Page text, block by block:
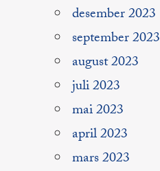
desember 2023
september 2023
august 2023
juli 2023
mai 2023
april 2023
mars 2023